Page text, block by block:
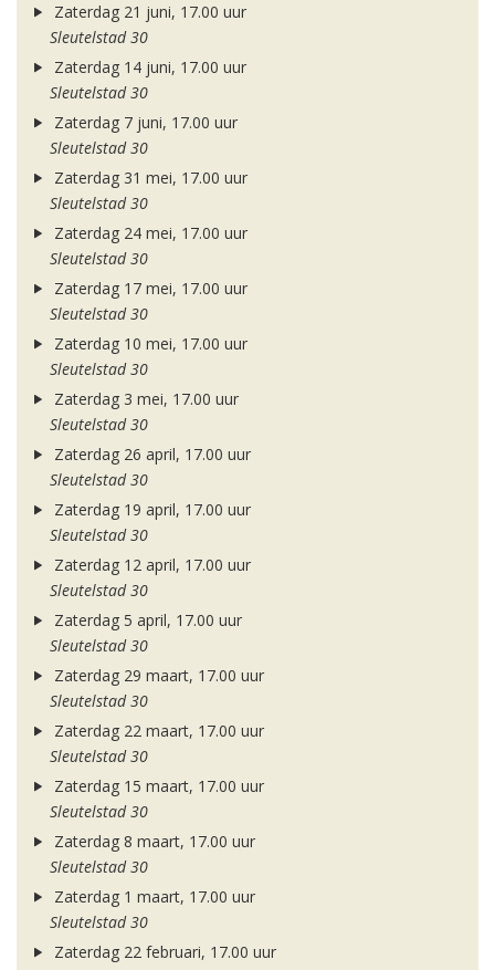
Zaterdag 21 juni, 17.00 uur
Sleutelstad 30
Zaterdag 14 juni, 17.00 uur
Sleutelstad 30
Zaterdag 7 juni, 17.00 uur
Sleutelstad 30
Zaterdag 31 mei, 17.00 uur
Sleutelstad 30
Zaterdag 24 mei, 17.00 uur
Sleutelstad 30
Zaterdag 17 mei, 17.00 uur
Sleutelstad 30
Zaterdag 10 mei, 17.00 uur
Sleutelstad 30
Zaterdag 3 mei, 17.00 uur
Sleutelstad 30
Zaterdag 26 april, 17.00 uur
Sleutelstad 30
Zaterdag 19 april, 17.00 uur
Sleutelstad 30
Zaterdag 12 april, 17.00 uur
Sleutelstad 30
Zaterdag 5 april, 17.00 uur
Sleutelstad 30
Zaterdag 29 maart, 17.00 uur
Sleutelstad 30
Zaterdag 22 maart, 17.00 uur
Sleutelstad 30
Zaterdag 15 maart, 17.00 uur
Sleutelstad 30
Zaterdag 8 maart, 17.00 uur
Sleutelstad 30
Zaterdag 1 maart, 17.00 uur
Sleutelstad 30
Zaterdag 22 februari, 17.00 uur